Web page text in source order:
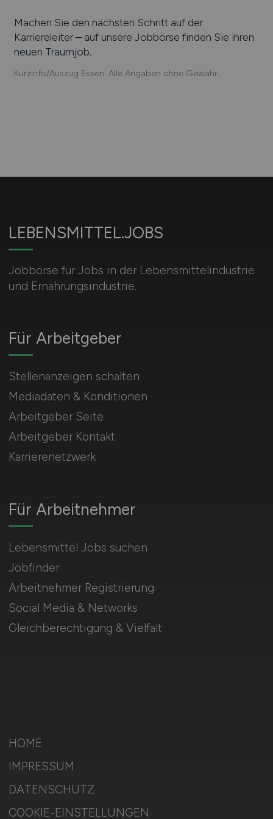
Machen Sie den nächsten Schritt auf der
Karriereleiter – auf unsere Jobbörse finden Sie ihren
neuen Traumjob.
Kurzinfo/Auszug Essen. Alle Angaben ohne Gewähr.
LEBENSMITTEL.JOBS
Jobbörse für Jobs in der Lebensmittelindustrie
und Ernährungsindustrie.
Für Arbeitnehmer
Lebensmittel Jobs suchen
Jobfinder
Arbeitnehmer Registrierung
Social Media & Networks
Gleichberechtigung & Vielfalt
Für Arbeitgeber
Stellenanzeigen schalten
Mediadaten & Konditionen
Arbeitgeber Seite
Arbeitgeber Kontakt
Karrierenetzwerk
HOME
IMPRESSUM
DATENSCHUTZ
COOKIE-EINSTELLUNGEN